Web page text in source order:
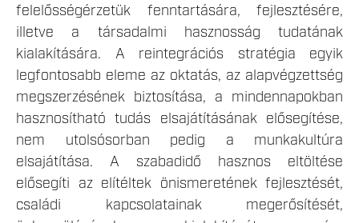
felelősségérzetük fenntartására, fejlesztésére,
illetve a társadalmi hasznosság tudatának
kialakítására. A reintegrációs stratégia egyik
legfontosabb eleme az oktatás, az alapvégzettség
megszerzésének biztosítása, a mindennapokban
hasznosítható tudás elsajátításának elősegítése,
nem utolsósorban pedig a munkakultúra
elsajátítása. A szabadidő hasznos eltöltése
elősegíti az elítéltek önismeretének fejlesztését,
családi kapcsolatainak megerősítését,